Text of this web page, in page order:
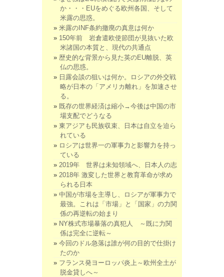
か・・・EUをめぐる欧州各国、そして
米露の思惑。
米露のINF条約撤廃の真意は何か
150年前 岩倉遣欧使節団が見抜いた欧
米諸国の本質と、現代の共通点
歴史的な背景から見た英のEU離脱、英
仏の思惑。
日露会談の狙いは何か。ロシアの外交戦
略が日本の「アメリカ離れ」を加速させ
る。
既存の世界経済は縮小→今後は中国の市
場支配でどうなる
東アジアも民族収束、日本は自立を迫ら
れている
ロシアは世界一の軍事力と影響力を持っ
ている
2019年 世界は未知領域へ、日本人の志
2018年 激変した世界と教育革命が求め
られる日本
中国が市場を主導し、ロシアが軍事力で
最強。これは「市場」と「国家」の力関
係の再逆転の始まり
NY株式市場暴落の真犯人 ～既に力関
係は完全に逆転～
今回のドル急落は誰が何の目的で仕掛け
たのか
フランス発ヨーロッパ炎上～欧州全土が
脱金貸しへ～